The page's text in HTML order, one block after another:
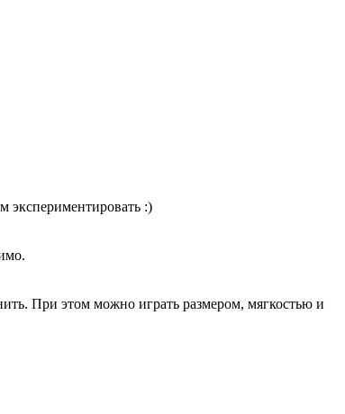
экспериментировать :)
При этом можно играть размером, мягкостью и